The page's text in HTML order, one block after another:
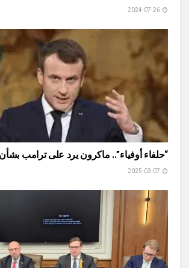
“حلفاء أوفياء”.. ماكرون يرد على ترامب